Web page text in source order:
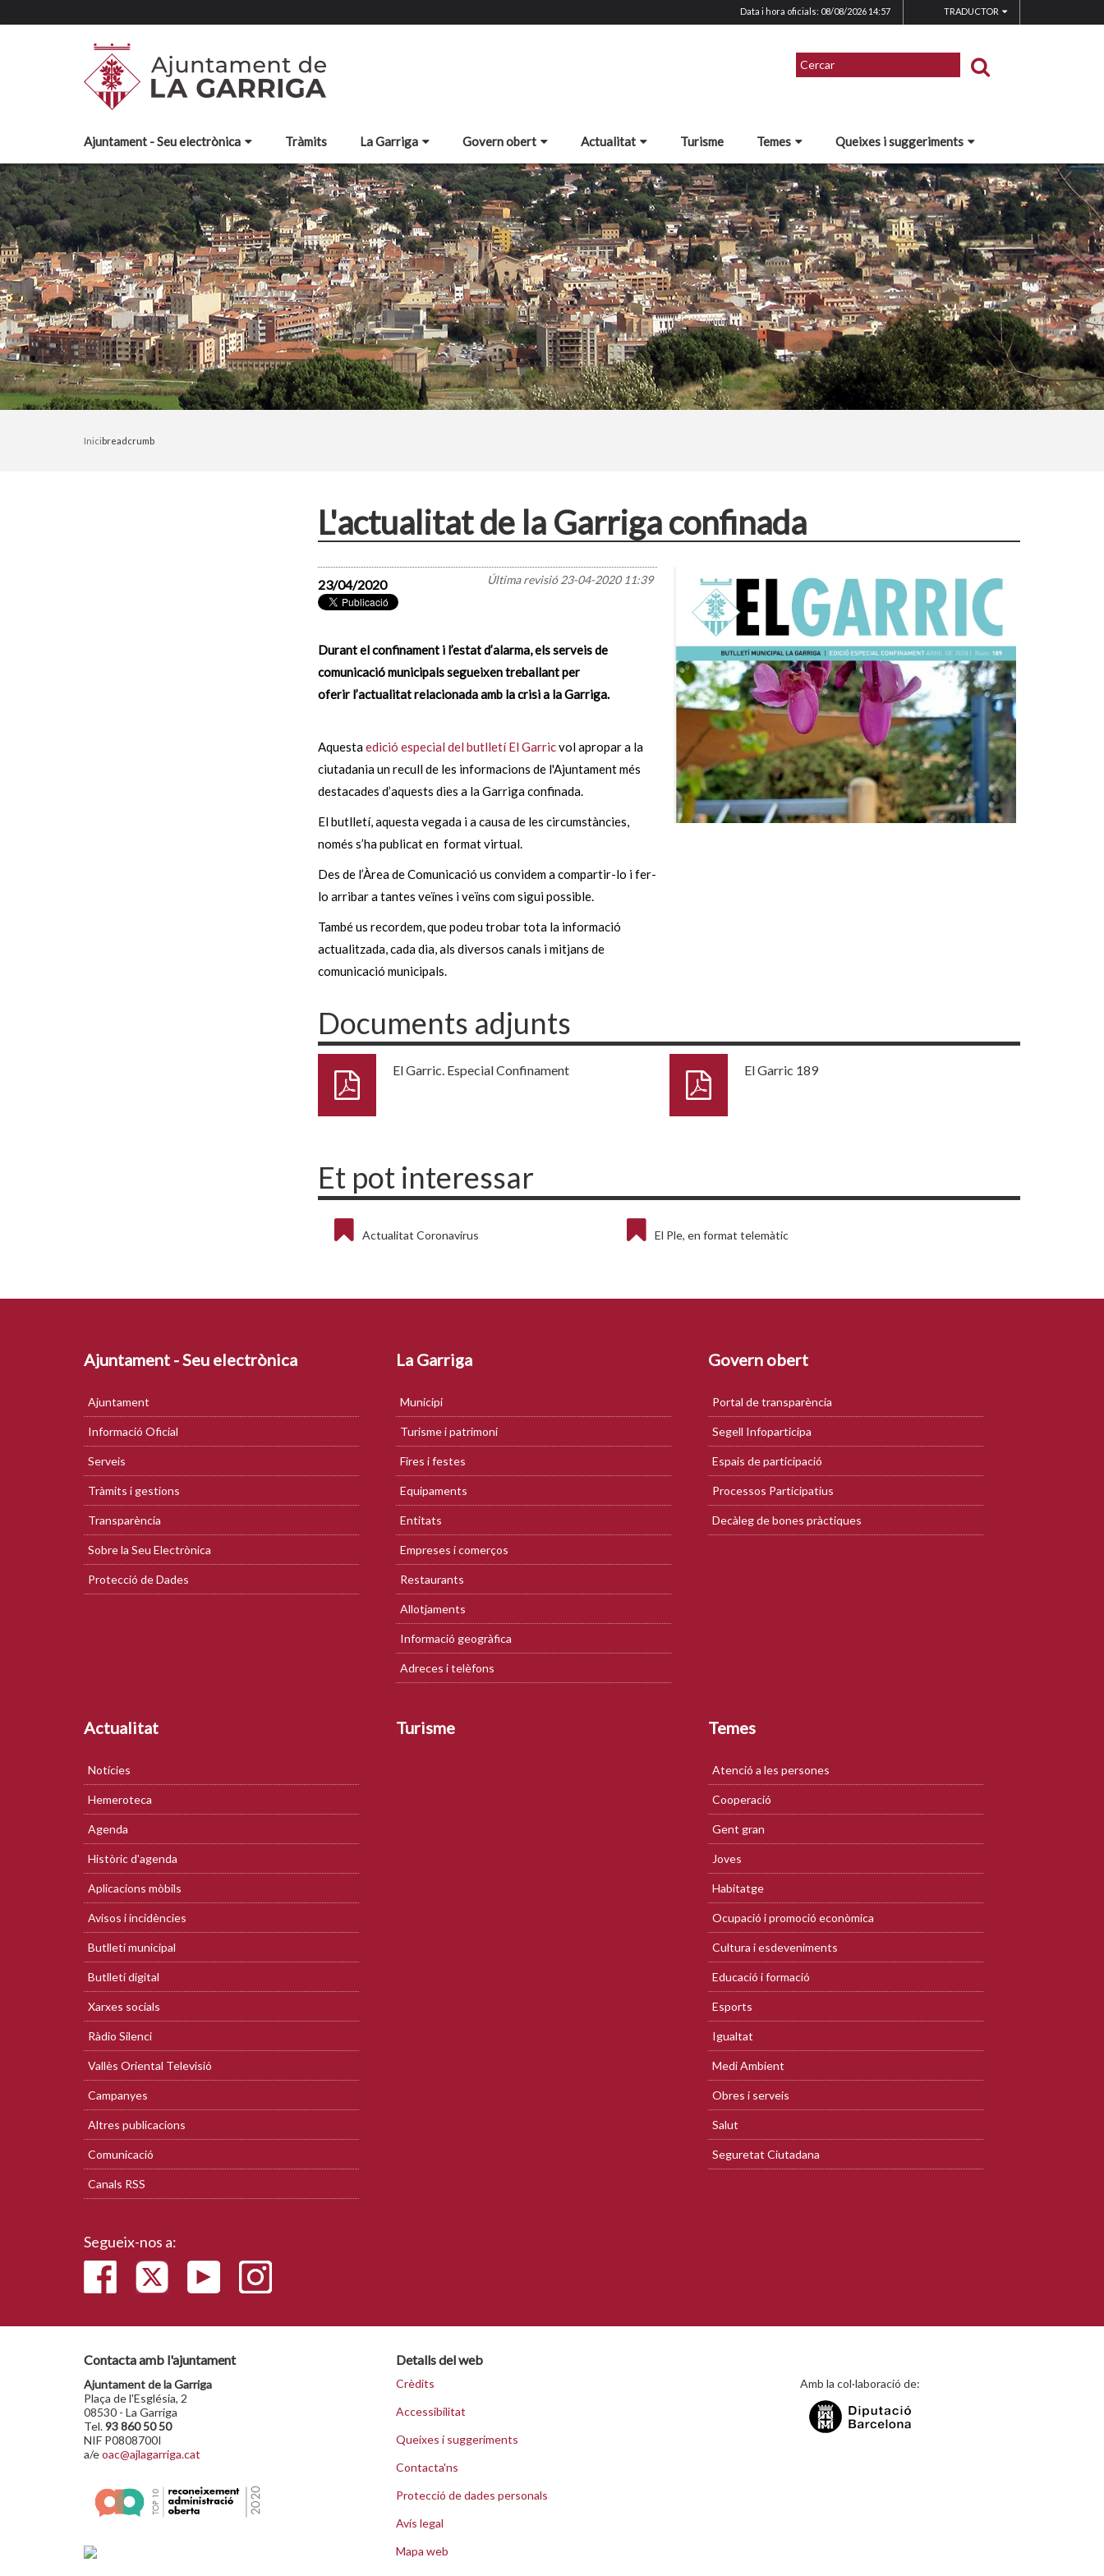
Data i hora oficials: 08/08/2026 14:57 TRADUCTOR
Ajuntament - Seu electrònica Tràmits La Garriga Govern obert Actualitat Turisme Temes Queixes i suggeriments
Inicibreadcrumb
L'actualitat de la Garriga confinada
Última revisió23-04-2020 11:39
23/04/2020
Durant el confinament i l’estat d’alarma, els serveis de
comunicació municipals segueixen treballant per
oferir l’actualitat relacionada amb la crisi a la Garriga.
Aquestaedició especial del butlletí El Garricvol apropar a la
ciutadania un recull de les informacions de l'Ajuntament més
destacades d’aquests dies a la Garriga confinada.
El butlletí, aquesta vegada i a causa de les circumstàncies,
només s’ha publicat en format virtual.
Des de l’Àrea de Comunicació us convidem a compartir-lo i fer-
lo arribar a tantes veïnes i veïns com sigui possible.
També us recordem, que podeu trobar tota la informació
actualitzada, cada dia, als diversos canals i mitjans de
comunicació municipals.
Documents adjunts
El Garric. Especial Confinament El Garric 189
Et pot interessar
Actualitat Coronavirus El Ple, en format telemàtic
Ajuntament - Seu electrònica
Ajuntament
Informació Oficial
Serveis
Tràmits i gestions
Transparència
Sobre la Seu Electrònica
Protecció de Dades
La Garriga
Municipi
Turisme i patrimoni
Fires i festes
Equipaments
Entitats
Empreses i comerços
Restaurants
Allotjaments
Informació geogràfica
Adreces i telèfons
Govern obert
Portal de transparència
Segell Infoparticipa
Espais de participació
Processos Participatius
Decàleg de bones pràctiques
Actualitat
Notícies
Hemeroteca
Agenda
Històric d'agenda
Aplicacions mòbils
Avisos i incidències
Butlletí municipal
Butlletí digital
Xarxes socials
Ràdio Silenci
Vallès Oriental Televisió
Campanyes
Altres publicacions
Comunicació
Canals RSS
Turisme Temes
Atenció a les persones
Cooperació
Gent gran
Joves
Habitatge
Ocupació i promoció econòmica
Cultura i esdeveniments
Educació i formació
Esports
Igualtat
Medi Ambient
Obres i serveis
Salut
Seguretat Ciutadana
Segueix-nos a:
Contacta amb l'ajuntament
Ajuntament de la Garriga
Plaça de l'Església, 2
08530 - La Garriga
Tel.93 860 50 50
NIF P0808700I
a/eoac@ajlagarriga.cat
Detalls del web
Crèdits
Accessibilitat
Queixes i suggeriments
Contacta'ns
Protecció de dades personals
Avís legal
Mapa web
Amb la col·laboració de: